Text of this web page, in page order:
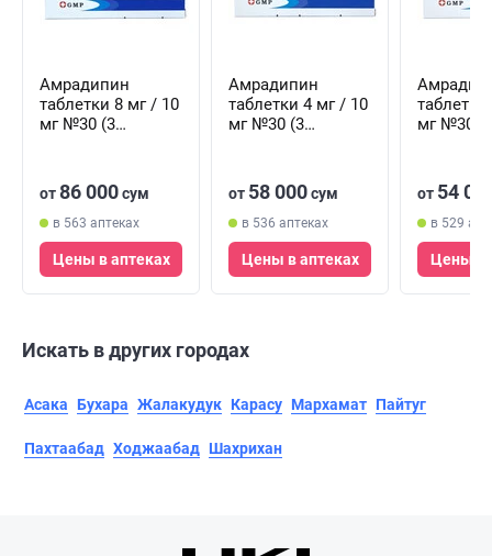
Амрадипин
таблетки 8 мг / 10
мг №30 (3
от86 000сум
в 563 аптеках
Цены в аптеках
Амрадипин
таблетки 4 мг / 10
мг №30 (3
от 58 000сум
в 536 аптеках
Цены в аптеках
мг №30 (3
от 54
в 529
Цены в
Искать в других городах
Асака Бухара Жалакудук Карасу Мархамат Пайтуг
Пахтаабад Ходжаабад Шахрихан